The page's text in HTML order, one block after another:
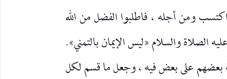
ومن أجله ، فاطلبوا الفضل من الله
الصلاة والسلام «ليس الإيمان بالتمني».
بعضهم على بعض فيه ، وجعل ما قسم لكل